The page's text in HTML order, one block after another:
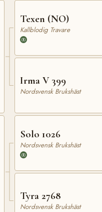
Texen (NO)
Kallblodig Travare
Irma V 399
Nordsvensk Brukshäst
Solo 1026
Nordsvensk Brukshäst
Tyra 2768
Nordsvensk Brukshäst